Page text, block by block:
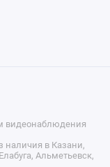
видеонаблюдения
наличия в Казани,
Альметьевск,